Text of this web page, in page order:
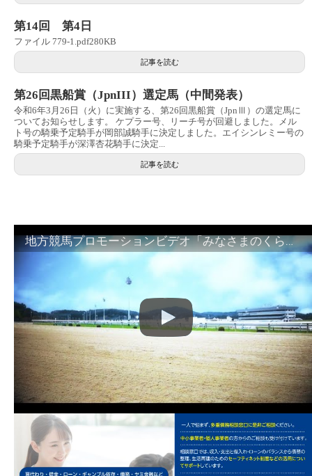
第14回 第4日
ファイル 779-1.pdf280KB
記事を読む
第26回黒船賞（JpnIII）選定馬（中間発表）
令和6年3月26日（火）に実施する、第26回黒船賞（JpnⅢ）の選定馬に
ついてお知らせします。 ケプラー号、リーチ号が回避しました。メル
ト号の騎乗予定騎手が岡部誠騎手に決定しました。エイシンレミー号の
騎乗予定騎手が深澤杏花騎手に決定...
記事を読む
地方競馬プロモーションビデオ「みなさまのくらしのために」30秒篇｜NAR公式